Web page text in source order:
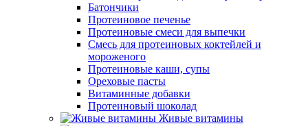
Батончики
Протеиновое печенье
Протеиновые смеси для выпечки
Смесь для протеиновых коктейлей и
мороженого
Протеиновые каши, супы
Ореховые пасты
Витаминные добавки
Протеиновый шоколад
Живые витамины